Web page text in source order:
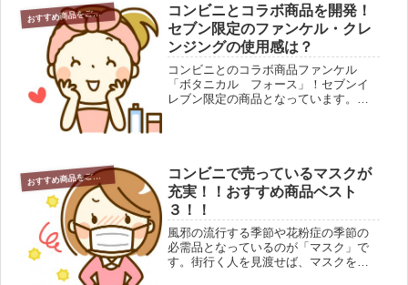
お
すすめ商品をご紹介
コンビニとコラボ商品を開発！
セブン限定のファンケル・クレ
ンジングの使用感は？
コンビニとのコラボ商品ファンケル
「ボタニカル フォース」！セブンイ
レブン限定の商品となっています。
ている...
お
すすめ商品をご紹介
コンビニで売っているマスクが
充実！！おすすめ商品ベスト
３！！
風邪の流行する季節や花粉症の季節の
必需品となっているのが「マスク」で
す。街行く人を見渡せば、マスクを付